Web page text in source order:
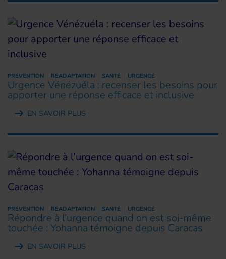
PRÉVENTION RÉADAPTATION SANTÉ URGENCE
Urgence Vénézuéla : recenser les besoins pour
apporter une réponse efficace et inclusive
EN SAVOIR PLUS
PRÉVENTION RÉADAPTATION SANTÉ URGENCE
Répondre à l’urgence quand on est soi-même
touchée : Yohanna témoigne depuis Caracas
EN SAVOIR PLUS